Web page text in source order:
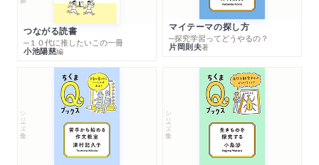
つながる読書
─１０代に推したいこの一冊
小池陽慈編
マイテーマの探し方
─探究学習ってどうやるの？
片岡則夫著
シリーズ・全集 シリーズ・全集